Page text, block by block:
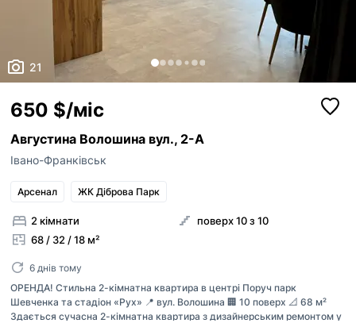
21
650 $/міс
Августина Волошина вул., 2-А
Івано-Франківськ
Арсенал ЖК Діброва Парк
2 кімнати
68 / 32 / 18 м²
поверх 10 з 10
6 днів тому
ОРЕНДА! Стильна 2-кімнатна квартира в центрі Поруч парк
Шевченка та стадіон «Рух» 📍 вул. Волошина 🏢 10 поверх 📐 68 м²
Здається сучасна 2-кімнатна квартира з дизайнерським ремонтом у